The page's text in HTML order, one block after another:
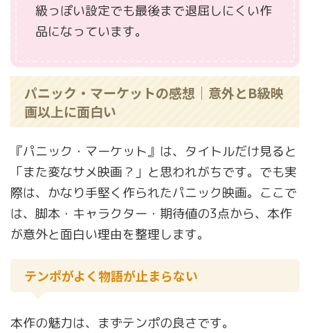
級っぽい設定でも最後まで退屈しにくい作
品になっています。
パニック・マーケットの感想｜意外とB級映
画以上に面白い
『パニック・マーケット』は、タイトルだけ見ると
「また変なサメ映画？」と思われがちです。でも実
際は、かなり手堅く作られたパニック映画。ここで
は、脚本・キャラクター・期待値の3点から、本作
が意外と面白い理由を整理します。
テンポがよく物語が止まらない
本作の魅力は、まずテンポの良さです。